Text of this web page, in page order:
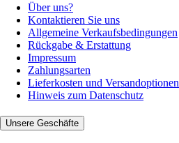
Über uns?
Kontaktieren Sie uns
Allgemeine Verkaufsbedingungen
Rückgabe & Erstattung
Impressum
Zahlungsarten
Lieferkosten und Versandoptionen
Hinweis zum Datenschutz
Unsere Geschäfte